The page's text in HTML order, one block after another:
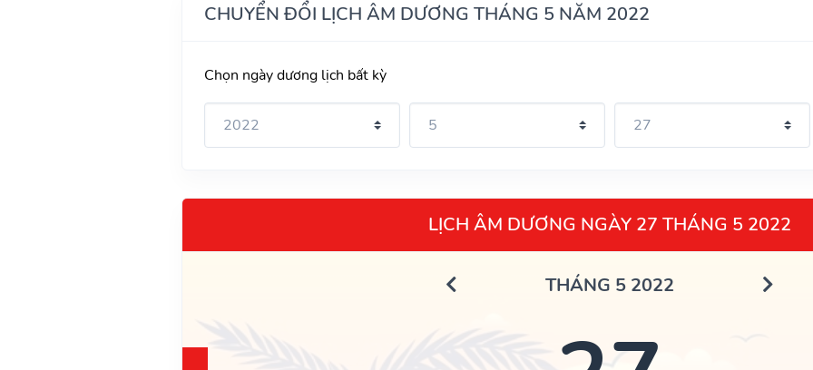
CHUYỂN ĐỔI LỊCH ÂM DƯƠNG THÁNG 5 NĂM 2022
Chọn ngày dương lịch bất kỳ
LỊCH ÂM DƯƠNG NGÀY 27 THÁNG 5 2022
THÁNG 5 2022